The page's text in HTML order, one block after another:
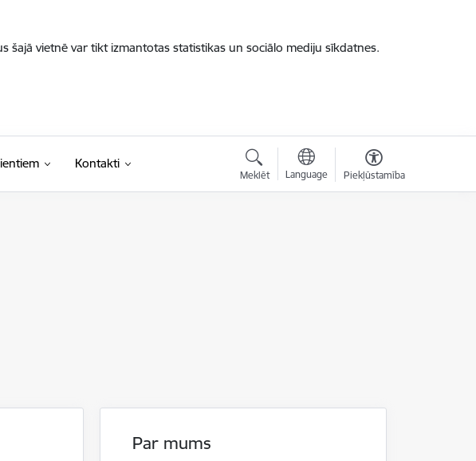
šajā vietnē var tikt izmantotas statistikas un sociālo mediju sīkdatnes.
Kontakti
Meklēt Language Piekļūstamība
Par mums